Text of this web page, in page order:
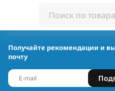
Получайте рекомендации и
почту